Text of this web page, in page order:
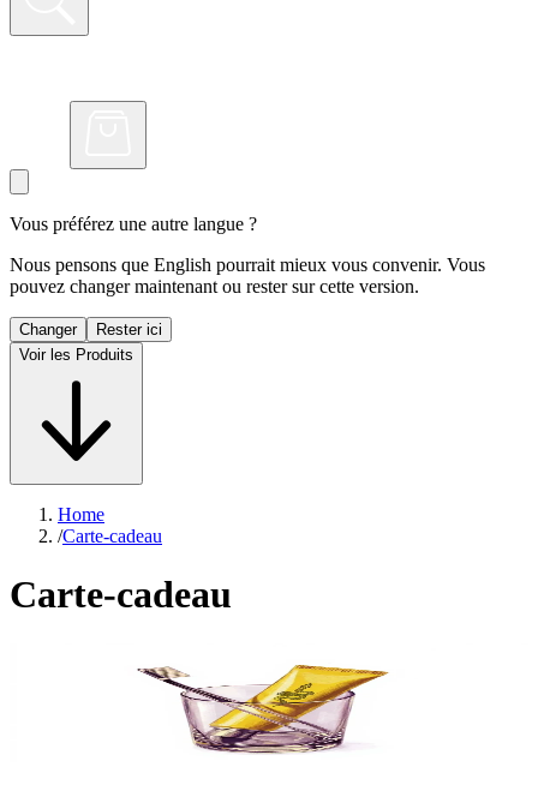
Vous préférez une autre langue ?
Nous pensons que English pourrait mieux vous convenir. Vous
pouvez changer maintenant ou rester sur cette version.
Changer
Rester ici
Voir les Produits
Home
/Carte-cadeau
Carte-cadeau